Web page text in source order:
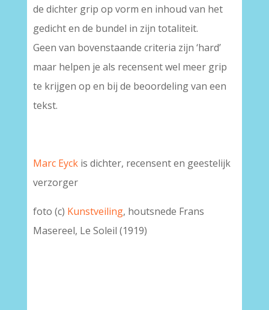
de dichter grip op vorm en inhoud van het
gedicht en de bundel in zijn totaliteit.
Geen van bovenstaande criteria zijn ‘hard’
maar helpen je als recensent wel meer grip
te krijgen op en bij de beoordeling van een
tekst.
Marc Eyckis dichter, recensent en geestelijk
verzorger
foto (c) Kunstveiling, houtsnede Frans
Masereel, Le Soleil (1919)